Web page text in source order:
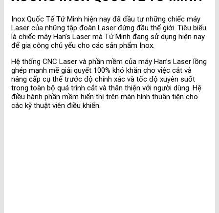
Inox Quốc Tế Tứ Minh hiện nay đã đầu tư những chiếc máy
Laser của những tập đoàn Laser đứng đầu thế giới. Tiêu biểu
là chiếc máy Han’s Laser mà Tứ Minh đang sử dụng hiện nay
để gia công chủ yếu cho các sản phẩm Inox.
Hệ thống CNC Laser và phần mềm của máy Han’s Laser lồng
ghép mạnh mẽ giải quyết 100% khó khăn cho việc cắt và
nâng cấp cụ thể trước độ chính xác và tốc độ xuyên suốt
trong toàn bộ quá trình cắt và thân thiện với người dùng. Hệ
điều hành phần mềm hiển thị trên màn hình thuận tiện cho
các kỹ thuật viên điều khiển.